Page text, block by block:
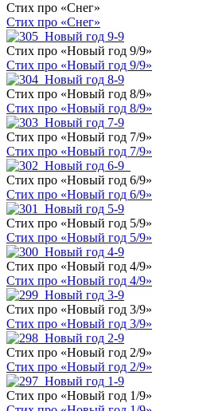
Стих про «Снег»
Стих про «Снег»
Стих про «Новый год 9/9»
Стих про «Новый год 9/9»
Стих про «Новый год 8/9»
Стих про «Новый год 8/9»
Стих про «Новый год 7/9»
Стих про «Новый год 7/9»
Стих про «Новый год 6/9»
Стих про «Новый год 6/9»
Стих про «Новый год 5/9»
Стих про «Новый год 5/9»
Стих про «Новый год 4/9»
Стих про «Новый год 4/9»
Стих про «Новый год 3/9»
Стих про «Новый год 3/9»
Стих про «Новый год 2/9»
Стих про «Новый год 2/9»
Стих про «Новый год 1/9»